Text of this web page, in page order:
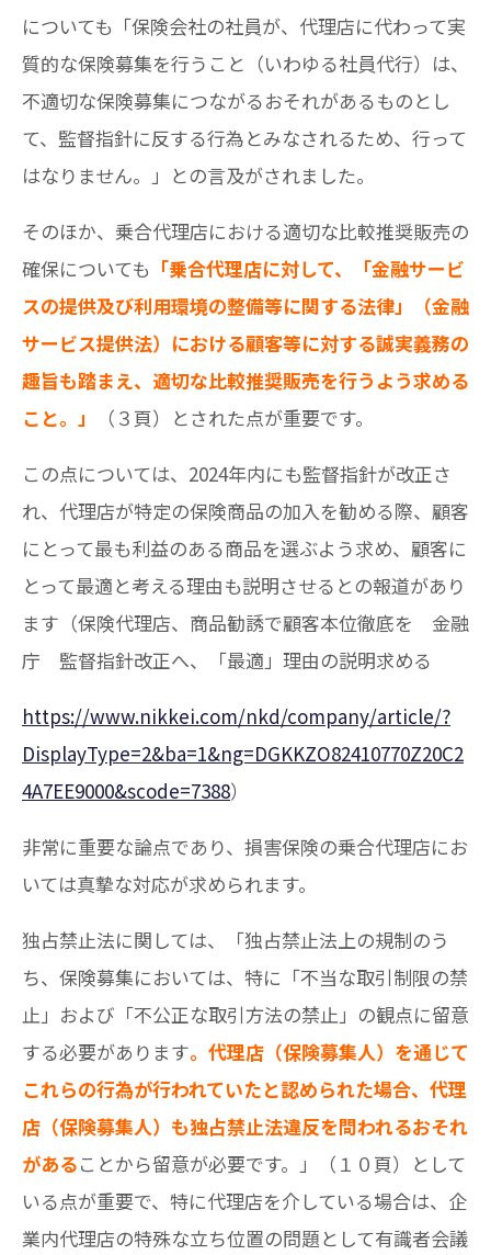
についても「保険会社の社員が、代理店に代わって実
質的な保険募集を行うこと（いわゆる社員代行）は、
不適切な保険募集につながるおそれがあるものとし
て、監督指針に反する行為とみなされるため、行って
はなりません。」との言及がされました。
そのほか、乗合代理店における適切な比較推奨販売の
確保についても 「乗合代理店に対して、「金融サービ
スの提供及び利用環境の整備等に関する法律」（金融
サービス提供法）における顧客等に対する誠実義務の
趣旨も踏まえ、適切な比較推奨販売を行うよう求める
こと。」
（３頁）とされた点が重要です。
この点については、2024年内にも監督指針が改正さ
れ、代理店が特定の保険商品の加入を勧める際、顧客
にとって最も利益のある商品を選ぶよう求め、顧客に
とって最適と考える理由も説明させるとの報道があり
ます（保険代理店、商品勧誘で顧客本位徹底を 金融
庁 監督指針改正へ、「最適」理由の説明求める
https://www.nikkei.com/nkd/company/article/?
DisplayType=2&ba=1&ng=DGKKZO82410770Z20C2
4A7EE9000&scode=7388）
非常に重要な論点であり、損害保険の乗合代理店にお
いては真摯な対応が求められます。
独占禁止法に関しては、「独占禁止法上の規制のう
ち、保険募集においては、特に「不当な取引制限の禁
止」および「不公正な取引方法の禁止」の観点に留意
する必要があります。代理店（保険募集人）を通じて
これらの行為が行われていたと認められた場合、代理
店（保険募集人）も独占禁止法違反を問われるおそれ
があることから留意が必要です。」（１０頁）として
いる点が重要で、特に代理店を介している場合は、企
業内代理店の特殊な立ち位置の問題として有識者会議